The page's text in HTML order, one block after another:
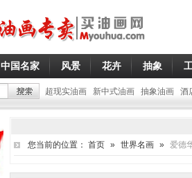
中国名家 风景 花卉 抽象
超现实油画 新中式油画 抽象油画 酒
您当前的位置： 首页 » 世界名画 » 爱德